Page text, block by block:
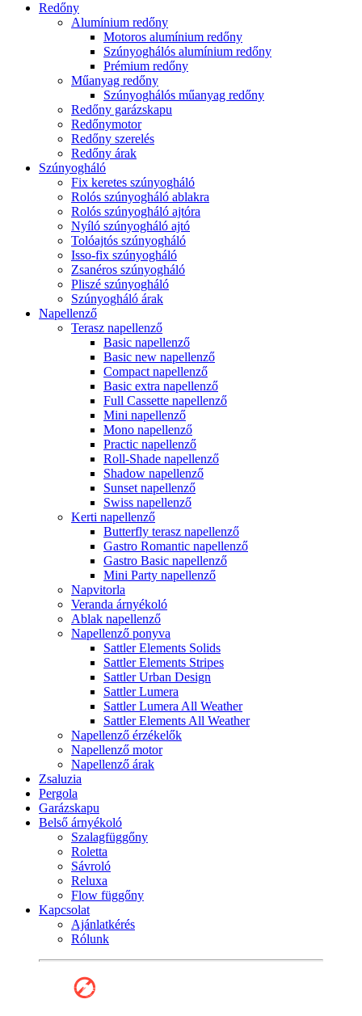
Redőny
Alumínium redőny
Motoros alumínium redőny
Szúnyoghálós alumínium redőny
Prémium redőny
Műanyag redőny
Szúnyoghálós műanyag redőny
Redőny garázskapu
Redőnymotor
Redőny szerelés
Redőny árak
Szúnyogháló
Fix keretes szúnyogháló
Rolós szúnyogháló ablakra
Rolós szúnyogháló ajtóra
Nyíló szúnyogháló ajtó
Tolóajtós szúnyogháló
Isso-fix szúnyogháló
Zsanéros szúnyogháló
Pliszé szúnyogháló
Szúnyogháló árak
Napellenző
Terasz napellenző
Basic napellenző
Basic new napellenző
Compact napellenző
Basic extra napellenző
Full Cassette napellenző
Mini napellenző
Mono napellenző
Practic napellenző
Roll-Shade napellenző
Shadow napellenző
Sunset napellenző
Swiss napellenző
Kerti napellenző
Butterfly terasz napellenző
Gastro Romantic napellenző
Gastro Basic napellenző
Mini Party napellenző
Napvitorla
Veranda árnyékoló
Ablak napellenző
Napellenző ponyva
Sattler Elements Solids
Sattler Elements Stripes
Sattler Urban Design
Sattler Lumera
Sattler Lumera All Weather
Sattler Elements All Weather
Napellenző érzékelők
Napellenző motor
Napellenző árak
Zsaluzia
Pergola
Garázskapu
Belső árnyékoló
Szalagfüggőny
Roletta
Sávroló
Reluxa
Flow függőny
Kapcsolat
Ajánlatkérés
Rólunk